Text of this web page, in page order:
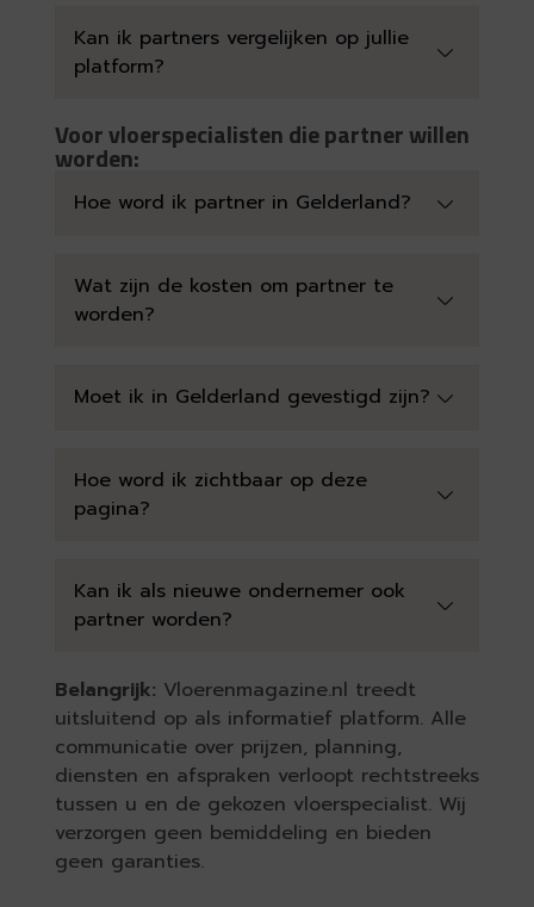
Kan ik partners vergelijken op jullie
platform?
Voor vloerspecialisten die partner willen
worden:
Hoe word ik partner in Gelderland?
Wat zijn de kosten om partner te
worden?
Moet ik in Gelderland gevestigd zijn?
Hoe word ik zichtbaar op deze
pagina?
Kan ik als nieuwe ondernemer ook
partner worden?
Belangrijk: Vloerenmagazine.nl treedt
uitsluitend op als informatief platform. Alle
communicatie over prijzen, planning,
diensten en afspraken verloopt rechtstreeks
tussen u en de gekozen vloerspecialist. Wij
verzorgen geen bemiddeling en bieden
geen garanties.